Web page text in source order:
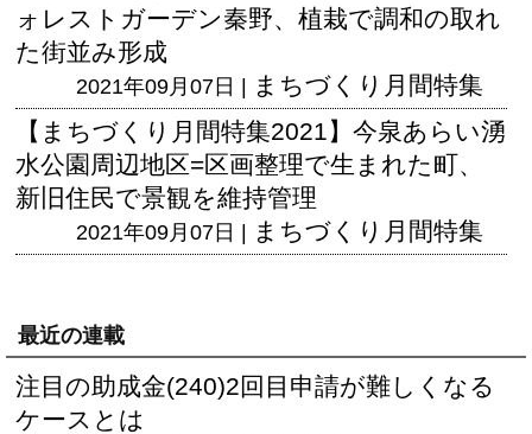
ォレストガーデン秦野、植栽で調和の取れ
た街並み形成
2021年09月07日 |
まちづくり月間特集
【まちづくり月間特集2021】今泉あらい湧
水公園周辺地区=区画整理で生まれた町、
新旧住民で景観を維持管理
2021年09月07日 | まちづくり月間特集
最近の連載
注目の助成金(240)2回目申請が難しくなる
ケースとは